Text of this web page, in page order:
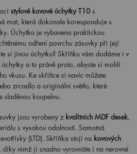
stylové kovové úchytky T10 s
mat, která dokonale koresponduje s
Úchytka je vybavena praktickou
odření povrchu zásuvky při její
si jinou úchytku? Skříňku vám dodáme i v
úchytky a to právě proto, abyste si mohli
vkusu. Ke skříňce si navíc můžete
zrcadlo a originální světlo, které
sladěnou koupelnu.
jsou vyrobeny z kvalitních MDF desek,
s vysokou odolností. Samotná
(LTD). Skříňka stojí na kovových
, díky nimž ji snadno vyrovnáte i na nerovné